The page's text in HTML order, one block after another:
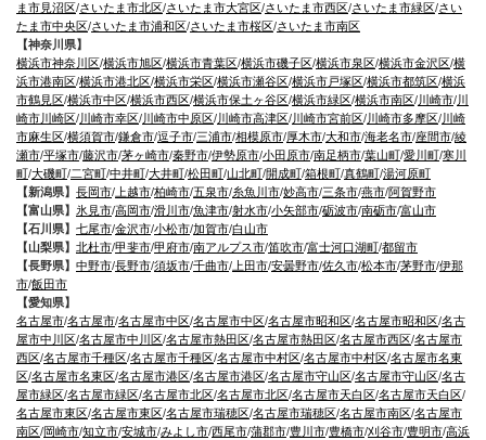
ま市見沼区/さいたま市北区/さいたま市大宮区/さいたま市西区/さいたま市緑区/さい
たま市中央区/さいたま市浦和区/さいたま市桜区/さいたま市南区
【神奈川県】
横浜市神奈川区/横浜市旭区/横浜市青葉区/横浜市磯子区/横浜市泉区/横浜市金沢区/横
浜市港南区/横浜市港北区/横浜市栄区/横浜市瀬谷区/横浜市戸塚区/横浜市都筑区/横浜
市鶴見区/横浜市中区/横浜市西区/横浜市保土ヶ谷区/横浜市緑区/横浜市南区/川崎市/川
崎市川崎区/川崎市幸区/川崎市中原区/川崎市高津区/川崎市宮前区/川崎市多摩区/川崎
市麻生区/横須賀市/鎌倉市/逗子市/三浦市/相模原市/厚木市/大和市/海老名市/座間市/綾
瀬市/平塚市/藤沢市/茅ヶ崎市/秦野市/伊勢原市/小田原市/南足柄市/葉山町/愛川町/寒川
町/大磯町/二宮町/中井町/大井町/松田町/山北町/開成町/箱根町/真鶴町/湯河原町
【新潟県】 長岡市/ 上越市/柏崎市/五泉市/糸魚川市/妙高市/三条市/燕市/阿賀野市
【富山県】 氷見市/高岡市/滑川市/魚津市/射水市/小矢部市/砺波市/南砺市/富山市
【石川県】 七尾市/金沢市/小松市/加賀市/白山市
【山梨県】 北杜市/甲斐市/甲府市/南アルプス市/笛吹市/富士河口湖町/都留市
【長野県】 中野市/長野市/須坂市/千曲市/ 上田市/安曇野市/佐久市/松本市/茅野市/伊那
市/飯田市
【愛知県】
名古屋市/名古屋市/名古屋市中区/名古屋市中区/名古屋市昭和区/名古屋市昭和区/名古
屋市中川区/名古屋市中川区/名古屋市熱田区/名古屋市熱田区/名古屋市西区/名古屋市
西区/名古屋市千種区/名古屋市千種区/名古屋市中村区/名古屋市中村区/名古屋市名東
区/名古屋市名東区/名古屋市港区/名古屋市港区/名古屋市守山区/名古屋市守山区/名古
屋市緑区/名古屋市緑区/名古屋市北区/名古屋市北区/名古屋市天白区/名古屋市天白区/
名古屋市東区/名古屋市東区/名古屋市瑞穂区/名古屋市瑞穂区/名古屋市南区/名古屋市
南区/岡崎市/知立市/安城市/みよし市/西尾市/蒲郡市/豊川市/豊橋市/刈谷市/豊明市/高浜